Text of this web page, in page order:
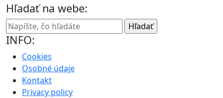
Hľadať na webe:
INFO:
Cookies
Osobné údaje
Kontakt
Privacy policy